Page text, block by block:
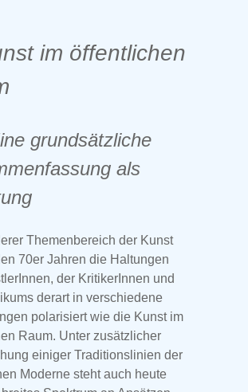
im öffentlichen
grundsätzliche
als
Themenbereich der Kunst
70er Jahren die Haltungen
der KritikerInnen und
derart in verschiedene
polarisiert wie die Kunst im
Raum. Unter zusätzlicher
einiger Traditionslinien der
Moderne steht auch heute